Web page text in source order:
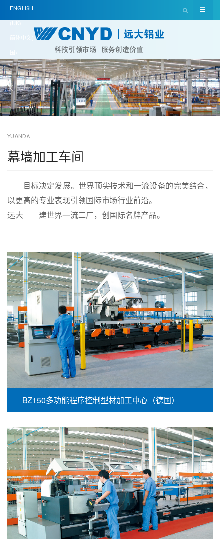
ENGLISH
(UK)
简体中文(中
国)
YUANDA
幕墙加工车间
目标决定发展。世界顶尖技术和一流设备的完美结合，
以更高的专业表现引领国际市场行业前沿。
远大——建世界一流工厂，创国际名牌产品。
BZ150多功能程序控制型材加工中心（德国）